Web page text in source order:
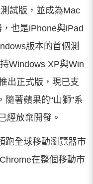
試版，並成為Mac
也是iPhone與iPad
版本的首個測
Windows XP與Win
出正式版，現已支
著蘋果的“山獅”系
經放棄開發。
跑全球移動瀏覽器市
在整個移動市